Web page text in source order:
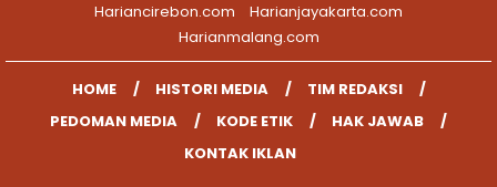
Hariancirebon.com
Harianjayakarta.com
Harianmalang.com
HOME HISTORI MEDIA
TIM REDAKSI
PEDOMAN MEDIA
KODE ETIK
HAK JAWAB
KONTAK IKLAN